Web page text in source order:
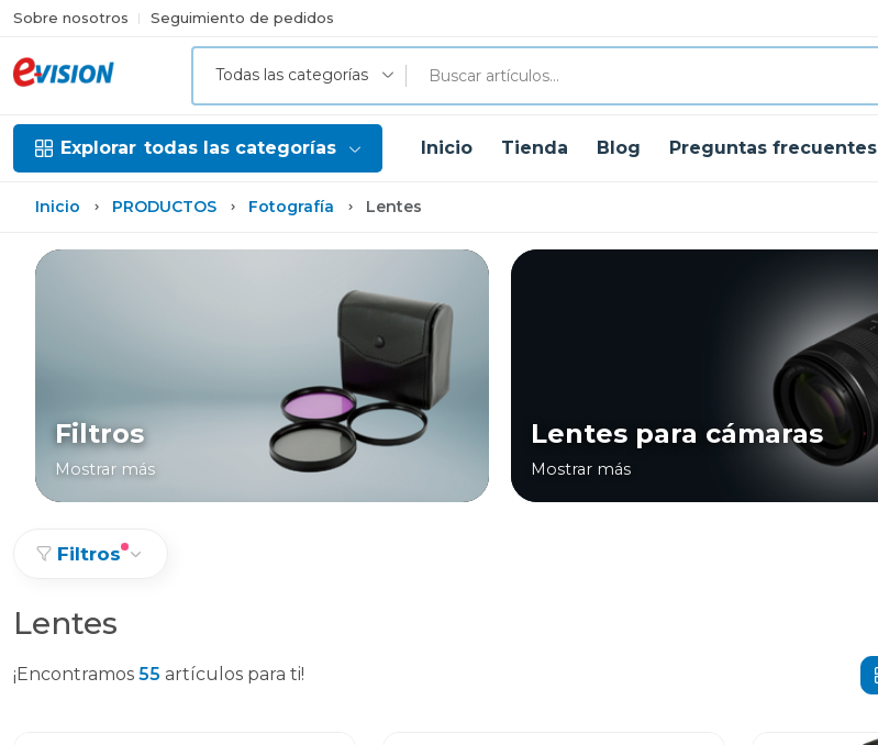
Sobre nosotros Seguimiento de pedidos
Todas las categorías
Explorar todas las categorías Inicio Tienda Blog Preguntas frecuentes
Inicio PRODUCTOS Fotografía Lentes
Filtros
Mostrar más
Lentes para cámaras
Mostrar más
Filtros
Lentes
¡Encontramos 55 artículos para ti!